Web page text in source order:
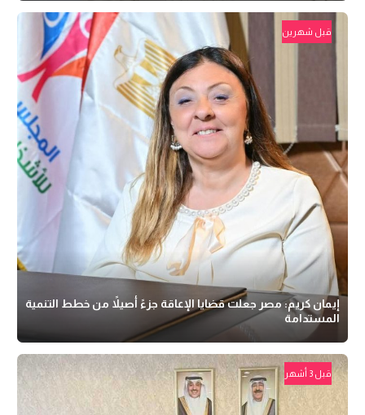
قبل شهرين
إيمان كريم: مصر جعلت قضايا الإعاقة جزءً أصيلاً من خطط التنمية
المستدامة
قبل 3 أشهر